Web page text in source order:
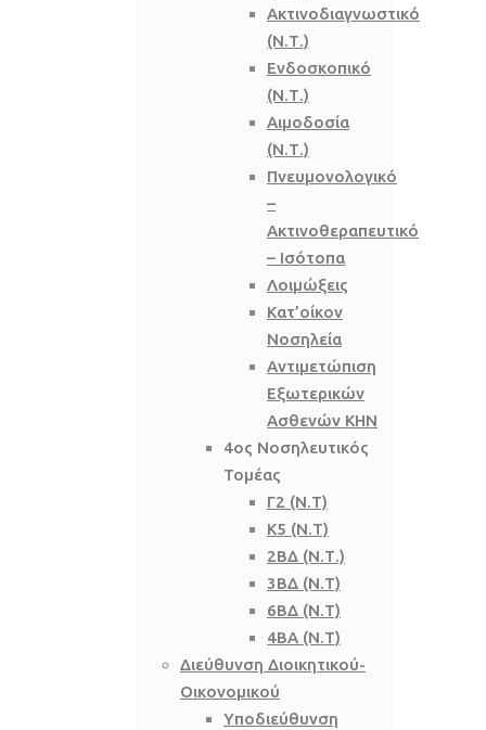
Ακτινοδιαγνωστικό
(Ν.Τ.)
Ενδοσκοπικό
(Ν.Τ.)
Αιμοδοσία
(Ν.Τ.)
Πνευμονολογικό
–
Ακτινοθεραπευτικό
– Ισότοπα
Λοιμώξεις
Κατ’οίκον
Νοσηλεία
Αντιμετώπιση
Εξωτερικών
Ασθενών ΚΗΝ
4ος Νοσηλευτικός
Τομέας
Γ2 (Ν.Τ)
Κ5 (Ν.Τ)
2ΒΔ (Ν.Τ.)
3ΒΔ (Ν.Τ)
6ΒΔ (Ν.Τ)
4ΒΑ (Ν.Τ)
Διεύθυνση Διοικητικού-
Οικονομικού
Υποδιεύθυνση